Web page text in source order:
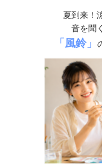
夏到来！
音を聞
「風鈴」